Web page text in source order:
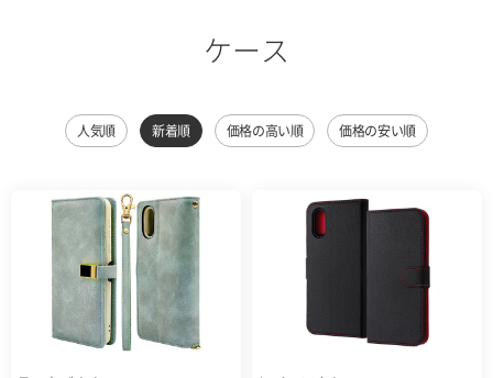
ケース
人気順 新着順 価格の高い順 価格の安い順